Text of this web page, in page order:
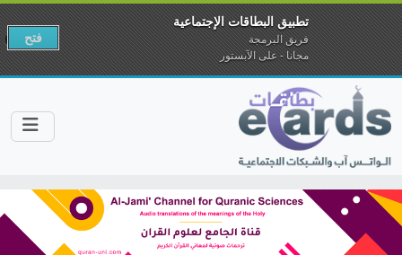
تطبيق البطاقات الإجتماعية
فريق البرمجة
مجانا - على الآبستور
فتح